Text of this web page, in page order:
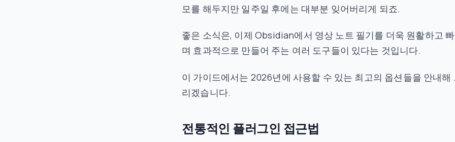
모를 해두지만 일주일 후에는 대부분 잊어버리게 되죠.
좋은 소식은, 이제 Obsidian에서 영상 노트 필기를 더욱 원활하고
며 효과적으로 만들어 주는 여러 도구들이 있다는 것입니다.
이 가이드에서는 2026년에 사용할 수 있는 최고의 옵션들을 안내해
리겠습니다.
전통적인 플러그인 접근법